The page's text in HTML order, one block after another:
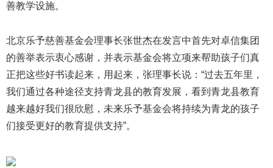
善教学设施。
北京乐予慈善基金会理事长张世杰在发言中首先对卓信集团
的善举表示衷心感谢，并表示基金会将立项来帮助孩子们真
正把这些好书读起来，用起来，张理事长说：“过去五年里，
我们通过各种途径支持青龙县的教育发展，看到青龙县教育
越来越好我们很欣慰，未来乐予基金会将持续为青龙的孩子
们接受更好的教育提供支持”。